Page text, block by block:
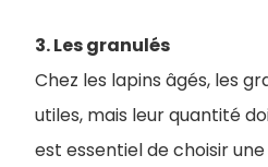
3. Les granulés
Chez les lapins âgés, les
utiles, mais leur quantité
est essentiel de choisir